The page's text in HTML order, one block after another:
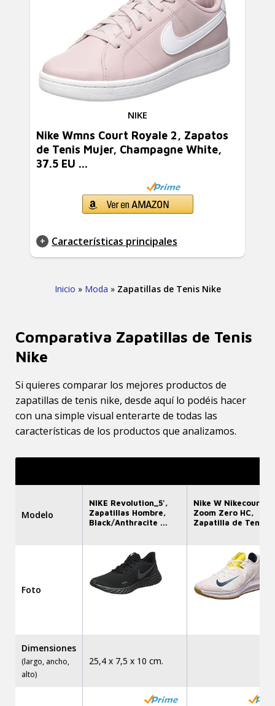
NIKE
Nike Wmns Court Royale 2, Zapatos
de Tenis Mujer, Champagne White,
37.5 EU ...
Características principales
Inicio » Moda » Zapatillas de Tenis Nike
Comparativa Zapatillas de Tenis
Nike
Si quieres comparar los mejores productos de
zapatillas de tenis nike, desde aquí lo podéis hacer
con una simple visual enterarte de todas las
características de los productos que analizamos.
Modelo
NIKE Revolution_5',
Zapatillas Hombre,
Black/Anthracite ...
Nike W Nikecourt
Zoom Zero HC,
Zapatilla de Tenis
Foto
Dimensiones
(largo, ancho,
alto)
25,4 x 7,5 x 10 cm.